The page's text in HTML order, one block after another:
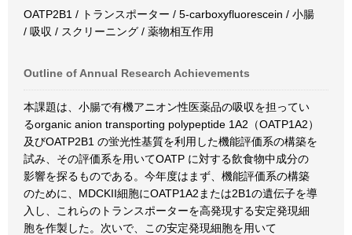
OATP2B1 / トランスポーター / 5-carboxyfluorescein / 小腸
/ 吸収 / スクリーニング / 薬物相互作用
Outline of Annual Research Achievements
本課題は、小腸で有機アニオン性医薬品の吸収を担ってい
るorganic anion transporting polypeptide 1A2（OATP1A2）
及びOATP2B1 の蛍光性基質を利用した機能評価系の構築を
試み、その評価系を用いてOATP に対する飲食物中成分の
影響を探るものである。今年度はまず、機能評価系の構築
のために、MDCKII細胞にOATP1A2または2B1の遺伝子を導
入し、これらのトランスポーターを高発現する安定発現細
胞を作製した。次いで、この安定発現細胞を用いて